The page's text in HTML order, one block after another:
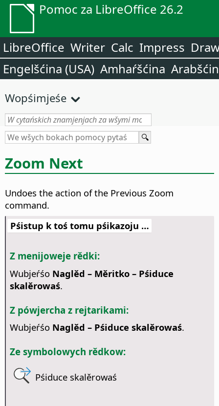
Pomoc za LibreOffice 26.2
LibreOffice Writer Calc Impress
Engelšćina (USA) Amhaŕšćina
Wopśimjeśe
Zoom Next
Undoes the action of the Previous Zoom
command.
Pśistup k toś tomu pśikazoju …
Z menijoweje rědki:
Wubjeŕśo Naglěd – Měritko – Pśiduce
skalěrowaś.
Z pówjercha z rejtarikami:
Wubjeŕśo Naglěd – Pśiduce skalěrowaś.
Ze symbolowych rědkow:
Pśiduce skalěrowaś